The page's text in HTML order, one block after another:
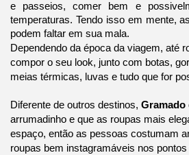
e passeios, comer bem e
temperaturas. Tendo isso em mente,
podem faltar em sua mala.
Dependendo da época da viagem, até
compor o seu look, junto com botas,
meias térmicas, luvas e tudo que for
Diferente de outros destinos, Gramado
arrumadinho e que as roupas mais
espaço, então as pessoas costumam
roupas bem instagramáveis nos